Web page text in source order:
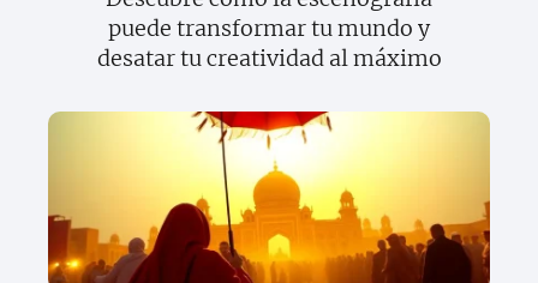
puede transformar tu mundo y
desatar tu creatividad al máximo